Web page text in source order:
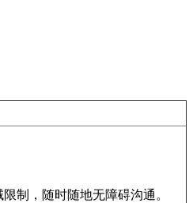
制，随时随地无障碍沟通。